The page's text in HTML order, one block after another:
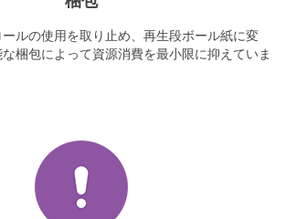
ルの使用を取り止め、再生段ボール紙に変
梱包によって資源消費を最小限に抑えていま